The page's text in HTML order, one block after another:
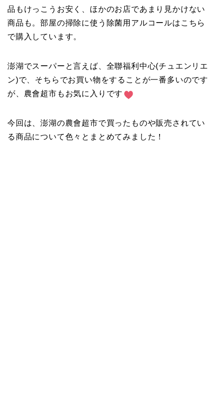
品もけっこうお安く、ほかのお店であまり見かけない
商品も。部屋の掃除に使う除菌用アルコールはこちら
で購入しています。
澎湖でスーパーと言えば、全聯福利中心(チュエンリエ
ン)で、そちらでお買い物をすることが一番多いのです
が、農會超市もお気に入りです
今回は、澎湖の農會超市で買ったものや販売されてい
る商品について色々とまとめてみました！